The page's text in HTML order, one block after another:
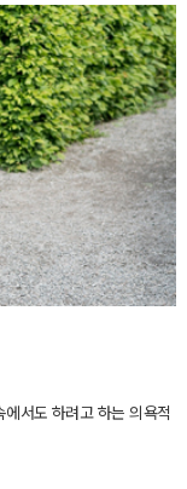
서도 하려고 하는 의욕적